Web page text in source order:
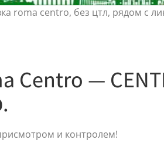
roma centro, без цтл, рядом с
Centro —
и контролем!